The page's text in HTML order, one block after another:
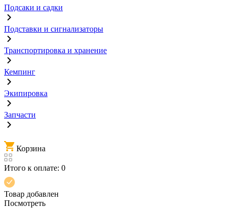
Подсаки и садки
Подставки и сигнализаторы
Транспортировка и хранение
Кемпинг
Экипировка
Запчасти
Корзина
Итого к оплате: 0
Товар добавлен
Посмотреть